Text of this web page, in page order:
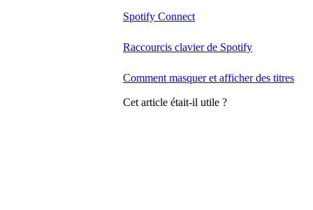
Spotify Connect
Raccourcis clavier de Spotify
Comment masquer et afficher des titres
Cet article était-il utile ?